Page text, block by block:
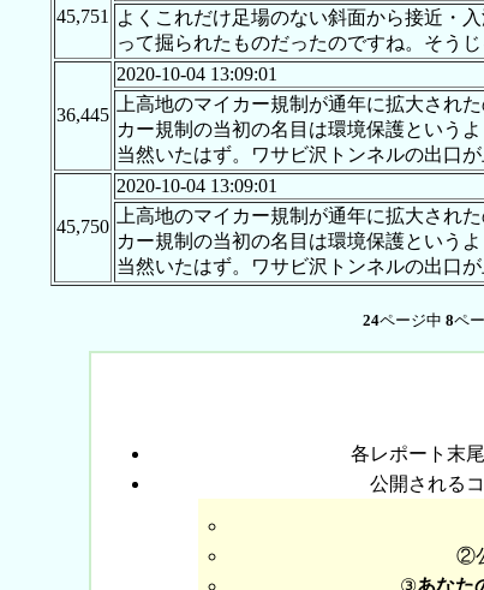
45,751
よくこれだけ足場のない斜面から接近・
って掘られたものだったのですね。そう
36,445
2020-10-04 13:09:01
上高地のマイカー規制が通年に拡大され
カー規制の当初の名目は環境保護という
当然いたはず。ワサビ沢トンネルの出口
45,750
2020-10-04 13:09:01
上高地のマイカー規制が通年に拡大され
カー規制の当初の名目は環境保護という
当然いたはず。ワサビ沢トンネルの出口
24ページ中 8ペ
各レポート末
公開される
②
③あなた